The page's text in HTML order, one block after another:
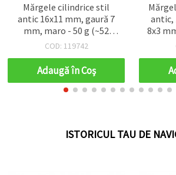
Mărgele cilindrice stil
antic 16x11 mm, gaură 7
mm, maro - 50 g (~52
buc.)
COD: 119742
Adaugă în Coş
antic,
8x3
ISTORICUL TAU DE